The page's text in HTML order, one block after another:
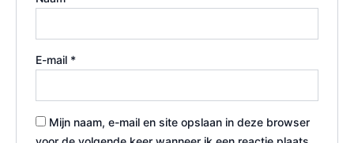
E-mail *
Mijn naam, e-mail en site opslaan in deze browser